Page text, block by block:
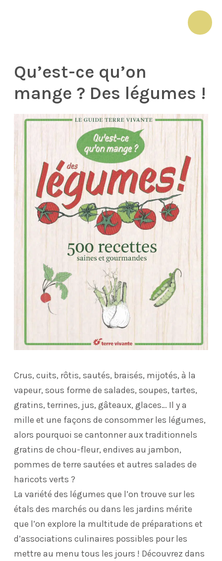
Qu’est-ce qu’on
mange ? Des légumes !
Crus, cuits, rôtis, sautés, braisés, mijotés, à la
vapeur, sous forme de salades, soupes, tartes,
gratins, terrines, jus, gâteaux, glaces… Il y a
mille et une façons de consommer les légumes,
alors pourquoi se cantonner aux traditionnels
gratins de chou-fleur, endives au jambon,
pommes de terre sautées et autres salades de
haricots verts ?
La variété des légumes que l’on trouve sur les
étals des marchés ou dans les jardins mérite
que l’on explore la multitude de préparations et
d’associations culinaires possibles pour les
mettre au menu tous les jours ! Découvrez dans